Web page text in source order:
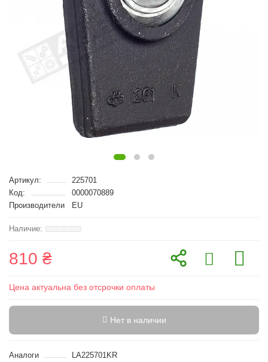
Артикул:
225701
Код:
0000070889
Производители
EU
810 ₴
Цена актуальна без отсрочки оплаты
Нет в наличии
Аналоги
LA225701KR